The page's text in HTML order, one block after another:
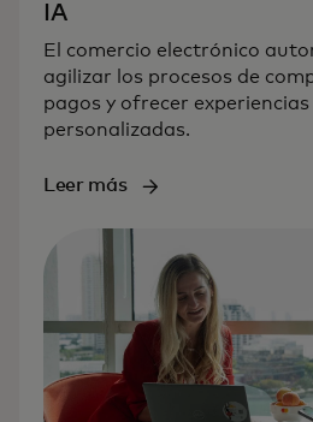
IA
El comercio electrónico
agilizar los procesos de
pagos y ofrecer
personalizadas.
Leer más